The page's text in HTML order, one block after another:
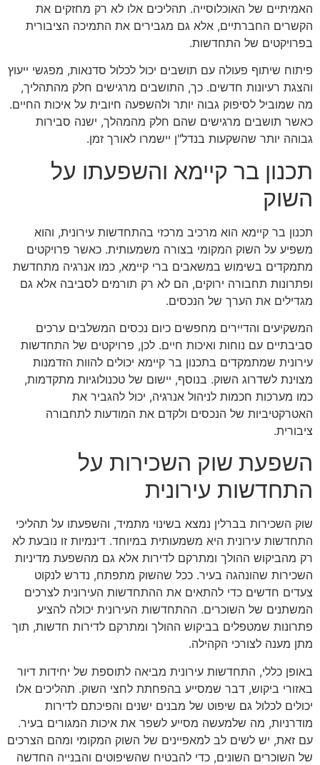
האמיתיים של האוכלוסייה. תהליכים אלו לא רק מחזקים את
הקשרים החברתיים, אלא גם מגבירים את התמיכה הציבורית
בפרויקטים של התחדשות.
פיתוח שיתוף פעולה עם תושבים יכול לכלול סדנאות, מפגשי ייעוץ
והצגת רעיונות חדשים. כך, התושבים מרגישים חלק מהתהליך,
מה שמוביל לסיפוק גבוה יותר ולהשפעה חיובית על איכות החיים.
כאשר תושבים מרגישים שהם חלק מהמהלך, ישנה סבירות
גבוהה יותר שהשקעות בנדל"ן יישמרו לאורך זמן.
תכנון בר קיימא והשפעתו על
השוק
תכנון בר קיימא הוא מרכיב מרכזי בהתחדשות עירונית, והוא
משפיע על השוק המקומי בצורה משמעותית. כאשר פרויקטים
מתמקדים בשימוש במשאבים ברי קיימא, כמו אנרגיה מתחדשת
ופתרונות תחבורה ירוקים, הם לא רק תורמים לסביבה אלא גם
מגדילים את הערך של הנכסים.
המשקיעים והדיירים מחפשים כיום נכסים המשלבים ערכים
סביבתיים עם נוחות ואיכות חיים. לכן, פרויקטים של התחדשות
עירונית שמתמקדים בתכנון בר קיימא יכולים להוות הזדמנות
מצוינת לשדרוג השוק. בנוסף, יישום של טכנולוגיות מתקדמות,
כמו מערכות חכמות לניהול אנרגיה, יכול להגביר את
האטרקטיביות של הנכסים ולקדם את המודעות לתחבורה
ציבורית.
השפעת שוק השכירות על
התחדשות עירונית
שוק השכירות בברלין נמצא בשינוי מתמיד, והשפעתו על תהליכי
התחדשות עירונית היא משמעותית במיוחד. דינמיות זו נובעת לא
רק מהביקוש ההולך ומתרקם לדירות אלא גם מהשפעת מדיניות
השכירות שהונהגה בעיר. ככל שהשוק מתפתח, נדרש לנקוט
צעדים חדשים כדי להתאים את ההתחדשות העירונית לצרכים
המשתנים של השוכרים. ההתחדשות העירונית יכולה להציע
פתרונות שמטפלים בביקוש ההולך ומתרקם לדירות חדשות, תוך
מתן מענה לצורכי הקהילה.
באופן כללי, התחדשות עירונית מביאה לתוספת של יחידות דיור
באזורי ביקוש, דבר שמסייע בהפחתת לחצי השוק. תהליכים אלו
יכולים לכלול גם שיפוט של מבנים ישנים והפיכתם לדירות
מודרניות, מה שלמעשה מסייע לשפר את איכות המגורים בעיר.
עם זאת, יש לשים לב למאפיינים של השוק המקומי ומהם הצרכים
של השוכרים השונים, כדי להבטיח שהשיפוטים והבנייה החדשה